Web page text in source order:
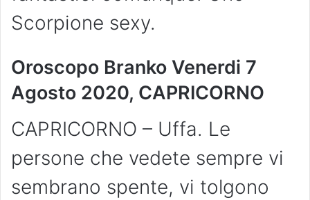
Scorpione sexy.
Oroscopo Branko Venerdi 7
Agosto 2020, CAPRICORNO
CAPRICORNO – Uffa. Le
persone che vedete sempre vi
sembrano spente, vi tolgono